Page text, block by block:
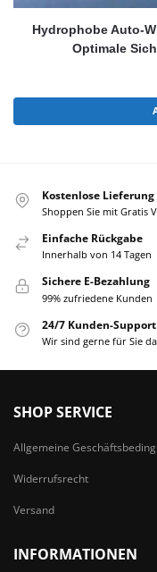
Hydrophobe Auto-
Optimale
Kostenlose Lieferung
Shoppen Sie mit Gratis
Einfache Rückgabe
Innerhalb von 14 Tagen
Sichere E-Bezahlung
99% zufriedene Kunden
24/7 Kunden-Support
Wir sind gerne für Sie
SHOP SERVICE
Allgemeine
Widerrufsrecht
Versand
INFORMATIONEN